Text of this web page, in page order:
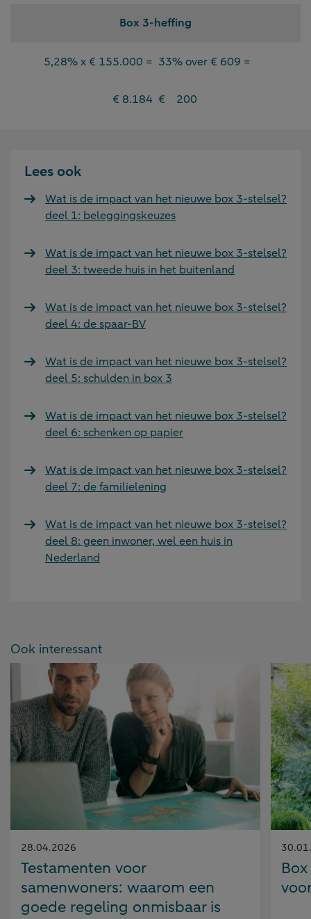
Box 3-heffing
5,28% x € 155.000 = 33% over € 609 =
€ 8.184 € 200
Lees ook
Wat is de impact van het nieuwe box 3-stelsel?
deel 1: beleggingskeuzes
Wat is de impact van het nieuwe box 3-stelsel?
deel 3: tweede huis in het buitenland
Wat is de impact van het nieuwe box 3-stelsel?
deel 4: de spaar-BV
Wat is de impact van het nieuwe box 3-stelsel?
deel 5: schulden in box 3
Wat is de impact van het nieuwe box 3-stelsel?
deel 6: schenken op papier
Wat is de impact van het nieuwe box 3-stelsel?
deel 7: de familielening
Wat is de impact van het nieuwe box 3-stelsel?
deel 8: geen inwoner, wel een huis in
Nederland
Ook interessant
Gepubliceerd
op:
28.04.2026
Testamenten voor
samenwoners: waarom een
goede regeling onmisbaar is
op: